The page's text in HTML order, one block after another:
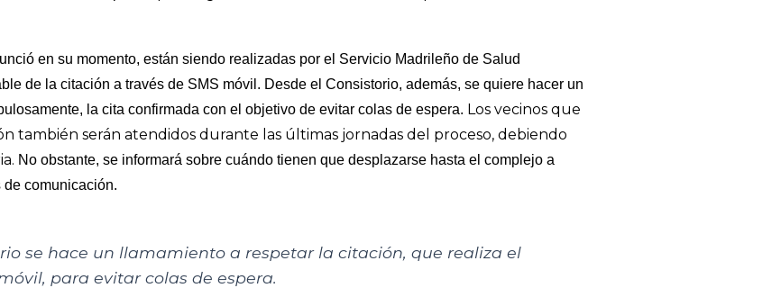
en su momento, están siendo realizadas por el Servicio Madrileño de Salud
de la citación a través de SMS móvil. Desde el Consistorio, además, se quiere hacer un
la cita confirmada con el objetivo de evitar colas de espera. Los vecinos que
también serán atendidos durante las últimas jornadas del proceso, debiendo
No obstante, se informará sobre cuándo tienen que desplazarse hasta el complejo a
comunicación.
se hace un llamamiento a respetar la citación, que realiza el
para evitar colas de espera.